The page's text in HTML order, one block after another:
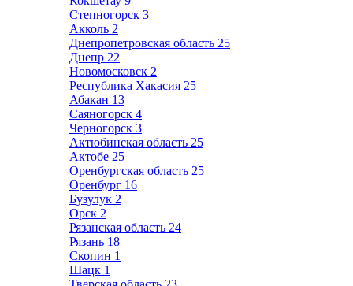
Степногорск 3
Акколь 2
Днепропетровская область 25
Днепр 22
Новомосковск 2
Республика Хакасия 25
Абакан 13
Саяногорск 4
Черногорск 3
Актюбинская область 25
Актобе 25
Оренбургская область 25
Оренбург 16
Бузулук 2
Орск 2
Рязанская область 24
Рязань 18
Скопин 1
Шацк 1